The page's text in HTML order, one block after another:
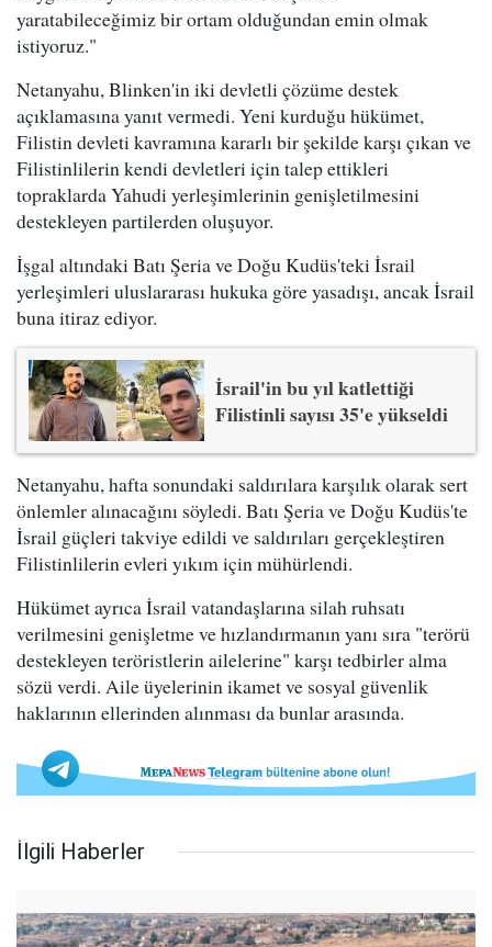
yaratabileceğimiz bir ortam olduğundan emin olmak
istiyoruz."
Netanyahu, Blinken'in iki devletli çözüme destek
açıklamasına yanıt vermedi. Yeni kurduğu hükümet,
Filistin devleti kavramına kararlı bir şekilde karşı çıkan ve
Filistinlilerin kendi devletleri için talep ettikleri
topraklarda Yahudi yerleşimlerinin genişletilmesini
destekleyen partilerden oluşuyor.
İşgal altındaki Batı Şeria ve Doğu Kudüs'teki İsrail
yerleşimleri uluslararası hukuka göre yasadışı, ancak İsrail
buna itiraz ediyor.
İsrail'in bu yıl katlettiği
Filistinli sayısı 35'e yükseldi
Netanyahu, hafta sonundaki saldırılara karşılık olarak sert
önlemler alınacağını söyledi. Batı Şeria ve Doğu Kudüs'te
İsrail güçleri takviye edildi ve saldırıları gerçekleştiren
Filistinlilerin evleri yıkım için mühürlendi.
Hükümet ayrıca İsrail vatandaşlarına silah ruhsatı
verilmesini genişletme ve hızlandırmanın yanı sıra "terörü
destekleyen teröristlerin ailelerine" karşı tedbirler alma
sözü verdi. Aile üyelerinin ikamet ve sosyal güvenlik
haklarının ellerinden alınması da bunlar arasında.
İlgili Haberler